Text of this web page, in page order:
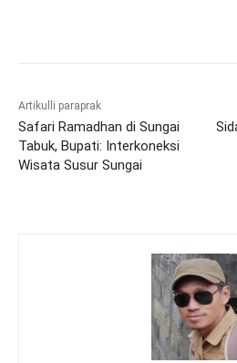
Artikulli paraprak
Safari Ramadhan di Sungai
Tabuk, Bupati: Interkoneksi
Wisata Susur Sungai